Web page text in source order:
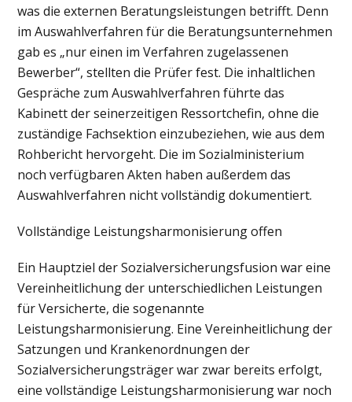
was die externen Beratungsleistungen betrifft. Denn
im Auswahlverfahren für die Beratungsunternehmen
gab es „nur einen im Verfahren zugelassenen
Bewerber“, stellten die Prüfer fest. Die inhaltlichen
Gespräche zum Auswahlverfahren führte das
Kabinett der seinerzeitigen Ressortchefin, ohne die
zuständige Fachsektion einzubeziehen, wie aus dem
Rohbericht hervorgeht. Die im Sozialministerium
noch verfügbaren Akten haben außerdem das
Auswahlverfahren nicht vollständig dokumentiert.
Vollständige Leistungsharmonisierung offen
Ein Hauptziel der Sozialversicherungsfusion war eine
Vereinheitlichung der unterschiedlichen Leistungen
für Versicherte, die sogenannte
Leistungsharmonisierung. Eine Vereinheitlichung der
Satzungen und Krankenordnungen der
Sozialversicherungsträger war zwar bereits erfolgt,
eine vollständige Leistungsharmonisierung war noch